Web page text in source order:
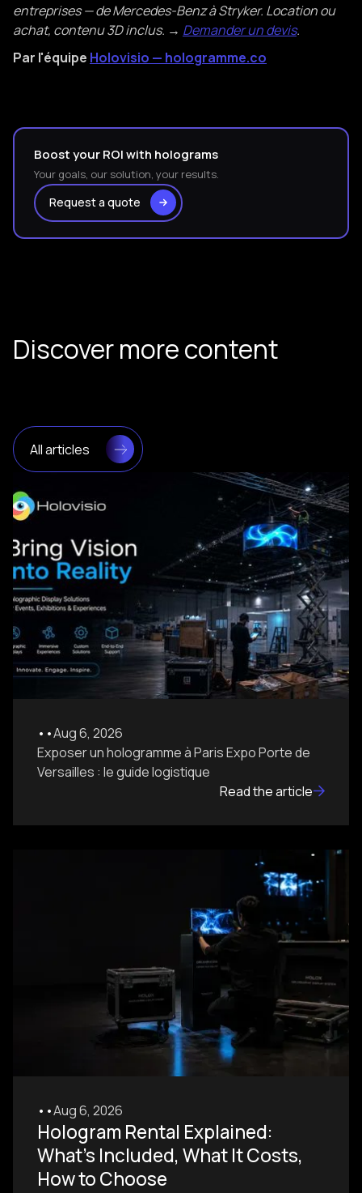
entreprises — de Mercedes-Benz à Stryker. Location ou
achat, contenu 3D inclus. → Demander un devis.
Par l'équipe Holovisio — hologramme.co
Boost your ROI with holograms
Your goals, our solution, your results.
Request a quote
Discover more content
All articles
• •Aug 6, 2026
Exposer un hologramme à Paris Expo Porte de
Versailles : le guide logistique
Read the article
• •Aug 6, 2026
Hologram Rental Explained:
What's Included, What It Costs,
How to Choose